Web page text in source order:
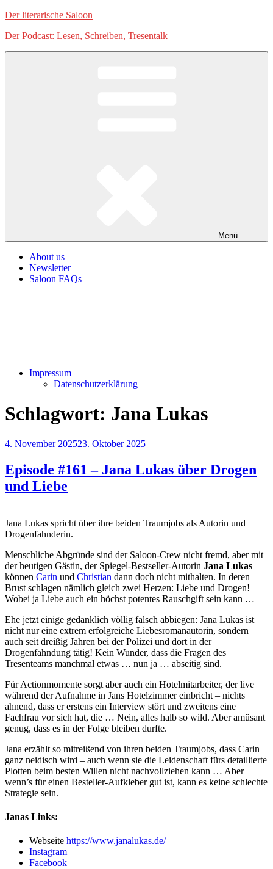
Zum
springen
Der literarische Saloon
Der Podcast: Lesen, Schreiben, Tresentalk
Menü
About us
Newsletter
Saloon FAQs
Impressum
Datenschutzerklärung
Schlagwort: Jana Lukas
Veröffentlicht
4. November 202523. Oktober 2025
Episode #161 – Jana Lukas über Drogen
und Liebe
Jana Lukas spricht über ihre beiden Traumjobs als Autorin und
Drogenfahnderin.
Menschliche Abgründe sind der Saloon-Crew nicht fremd, aber mit
der heutigen Gästin, der Spiegel-Bestseller-Autorin Jana Lukas
können Carin und Christian dann doch nicht mithalten. In deren
Brust schlagen nämlich gleich zwei Herzen: Liebe und Drogen!
Wobei ja Liebe auch ein höchst potentes Rauschgift sein kann …
Ehe jetzt einige gedanklich völlig falsch abbiegen: Jana Lukas ist
nicht nur eine extrem erfolgreiche Liebesromanautorin, sondern
auch seit dreißig Jahren bei der Polizei und dort in der
Drogenfahndung tätig! Kein Wunder, dass die Fragen des
Tresenteams manchmal etwas … nun ja … abseitig sind.
Für Actionmomente sorgt aber auch ein Hotelmitarbeiter, der live
während der Aufnahme in Jans Hotelzimmer einbricht – nichts
ahnend, dass er erstens ein Interview stört und zweitens eine
Fachfrau vor sich hat, die … Nein, alles halb so wild. Aber amüsant
genug, dass es in der Folge bleiben durfte.
Jana erzählt so mitreißend von ihren beiden Traumjobs, dass Carin
ganz neidisch wird – auch wenn sie die Leidenschaft fürs detaillierte
Plotten beim besten Willen nicht nachvollziehen kann … Aber
wenn’s für einen Besteller-Aufkleber gut ist, kann es keine schlechte
Strategie sein.
Janas Links:
Webseite https://www.janalukas.de/
Instagram
Facebook